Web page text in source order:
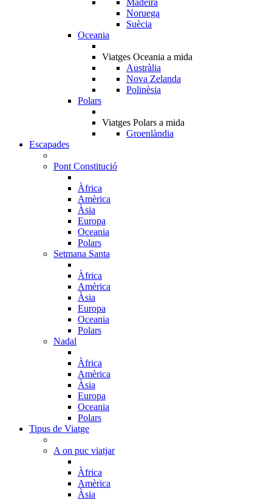
Madeira
Noruega
Suècia
Oceania
Viatges Oceania a mida
Austràlia
Nova Zelanda
Polinèsia
Polars
Viatges Polars a mida
Groenlàndia
Escapades
Pont Constitució
Àfrica
Amèrica
Àsia
Europa
Oceania
Polars
Setmana Santa
Àfrica
Amèrica
Àsia
Europa
Oceania
Polars
Nadal
Àfrica
Amèrica
Àsia
Europa
Oceania
Polars
Tipus de Viatge
A on puc viatjar
Àfrica
Amèrica
Àsia